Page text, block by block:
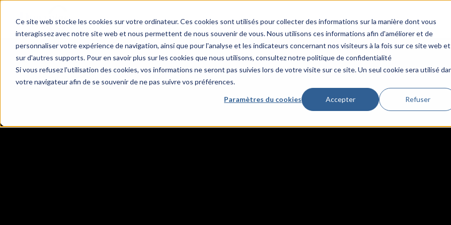
Ce site web stocke les cookies sur votre ordinateur. Ces cookies sont utilisés pour collecter des informations sur la manière dont vous
interagissez avec notre site web et nous permettent de nous souvenir de vous. Nous utilisons ces informations afin d'améliorer et de
personnaliser votre expérience de navigation, ainsi que pour l'analyse et les indicateurs concernant nos visiteurs à la fois sur ce site web et
sur d'autres supports. Pour en savoir plus sur les cookies que nous utilisons, consultez notre politique de confidentialité
Si vous refusez l'utilisation des cookies, vos informations ne seront pas suivies lors de votre visite sur ce site. Un seul cookie sera utilisé
votre navigateur afin de se souvenir de ne pas suivre vos préférences.
Paramètres du cookies Accepter Refuser